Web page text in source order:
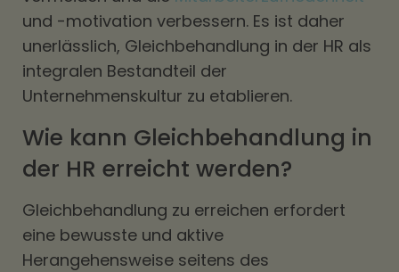
und -motivation verbessern. Es ist daher
unerlässlich, Gleichbehandlung in der HR als
integralen Bestandteil der
Unternehmenskultur zu etablieren.
Wie kann Gleichbehandlung in
der HR erreicht werden?
Gleichbehandlung zu erreichen erfordert
eine bewusste und aktive
Herangehensweise seitens des